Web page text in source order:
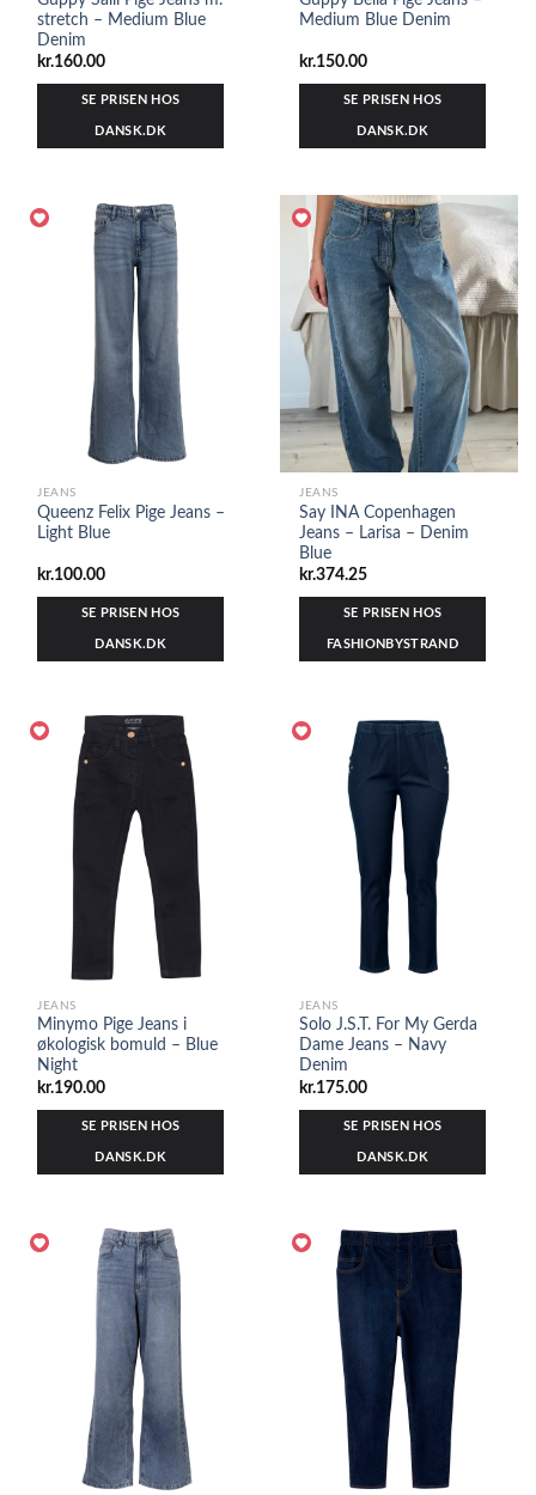
stretch – Medium Blue
Denim
kr.160.00
SE PRISEN HOS
DANSK.DK
Medium Blue Denim
kr.150.00
SE PRISEN HOS
DANSK.DK
JEANS
Queenz Felix Pige Jeans –
Light Blue
kr.100.00
SE PRISEN HOS
DANSK.DK
JEANS
Say INA Copenhagen
Jeans – Larisa – Denim
Blue
kr.374.25
SE PRISEN HOS
FASHIONBYSTRAND
JEANS
Minymo Pige Jeans i
økologisk bomuld – Blue
Night
kr.190.00
SE PRISEN HOS
DANSK.DK
JEANS
Solo J.S.T. For My Gerda
Dame Jeans – Navy
Denim
kr.175.00
SE PRISEN HOS
DANSK.DK